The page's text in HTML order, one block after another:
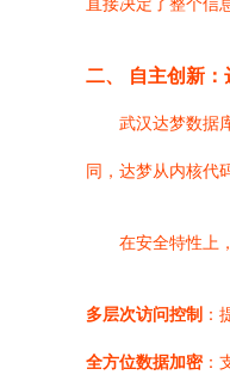
二、 自主创新
武汉达梦数据
同，达梦从内核代
在安全特性上
多层次访问控制 ：
全方位数据加密：